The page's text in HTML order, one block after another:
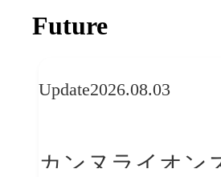
Future
Update2026.08.03
カンヌライオン